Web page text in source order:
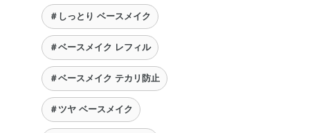
＃しっとり ベースメイク
＃ベースメイク レフィル
＃ベースメイク テカリ防止
＃ツヤ ベースメイク